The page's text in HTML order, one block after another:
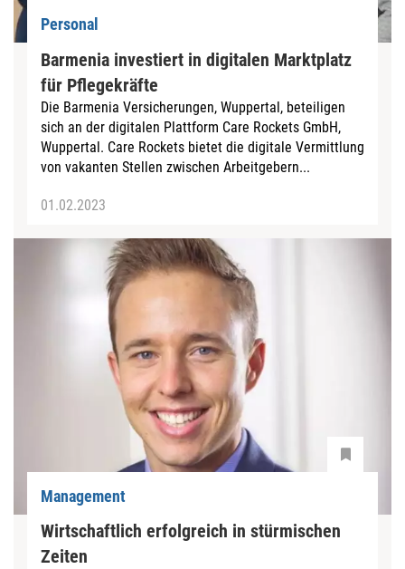
Personal
Barmenia investiert in digitalen Marktplatz
für Pflegekräfte
Die Barmenia Versicherungen, Wuppertal, beteiligen
sich an der digitalen Plattform Care Rockets GmbH,
Wuppertal. Care Rockets bietet die digitale Vermittlung
von vakanten Stellen zwischen Arbeitgebern...
01.02.2023
Management
Wirtschaftlich erfolgreich in stürmischen
Zeiten